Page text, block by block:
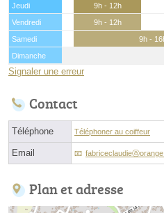
Jeudi
9h - 12h
Vendredi
9h - 12h
Samedi
9h -
Dimanche
Signaler une erreur
Contact
Téléphone Téléphoner au coiffeur
Email
Plan et adresse